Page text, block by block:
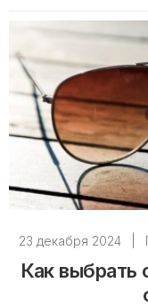
23 декабря 2024
Как выбрать